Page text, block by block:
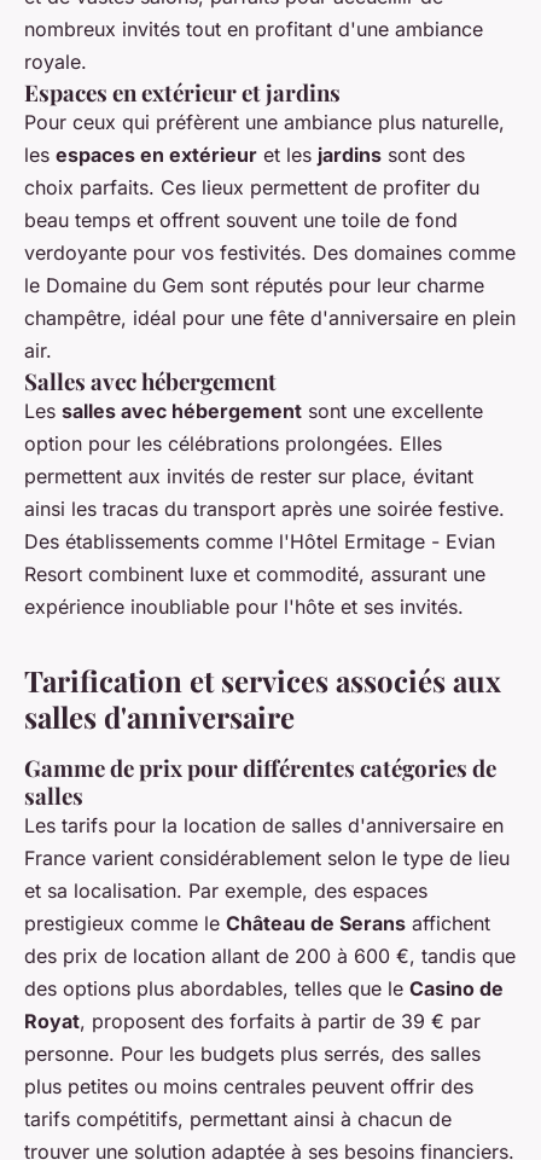
nombreux invités tout en profitant d'une ambiance
royale.
Espaces en extérieur et jardins
Pour ceux qui préfèrent une ambiance plus naturelle,
les espaces en extérieur et les jardins sont des
choix parfaits. Ces lieux permettent de profiter du
beau temps et offrent souvent une toile de fond
verdoyante pour vos festivités. Des domaines comme
le Domaine du Gem sont réputés pour leur charme
champêtre, idéal pour une fête d'anniversaire en plein
air.
Salles avec hébergement
Les salles avec hébergement sont une excellente
option pour les célébrations prolongées. Elles
permettent aux invités de rester sur place, évitant
ainsi les tracas du transport après une soirée festive.
Des établissements comme l'Hôtel Ermitage - Evian
Resort combinent luxe et commodité, assurant une
expérience inoubliable pour l'hôte et ses invités.
Tarification et services associés aux
salles d'anniversaire
Gamme de prix pour différentes catégories de
salles
Les tarifs pour la location de salles d'anniversaire en
France varient considérablement selon le type de lieu
et sa localisation. Par exemple, des espaces
prestigieux comme le Château de Serans affichent
des prix de location allant de 200 à 600 €, tandis que
des options plus abordables, telles que le Casino de
Royat, proposent des forfaits à partir de 39 € par
personne. Pour les budgets plus serrés, des salles
plus petites ou moins centrales peuvent offrir des
tarifs compétitifs, permettant ainsi à chacun de
trouver une solution adaptée à ses besoins financiers.